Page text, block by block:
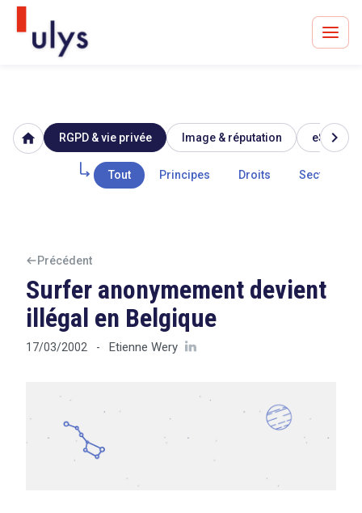
Avocats à Paris & Bruxelles
Leader en droit de l'innovation depuis 30 ans
Tout sur le RGPD
home RGPD & vie privée Image & réputation eSanté
Tout Principes Droits Secteur
chevron_right
Précédent
Surfer anonymement devient
illégal en Belgique
17/03/2002 - Etienne Wery